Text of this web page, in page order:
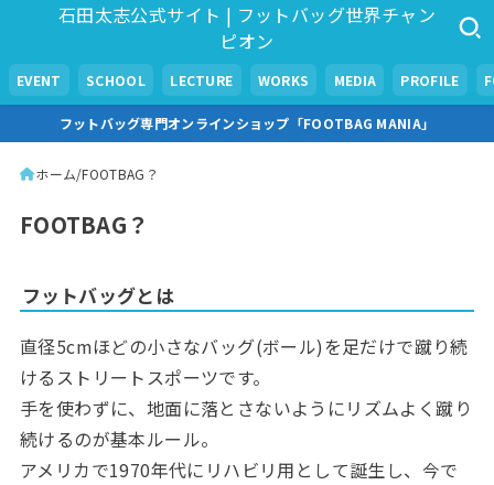
石田太志公式サイト | フットバッグ世界チャン
ピオン
EVENT SCHOOL LECTURE WORKS MEDIA PROFILE
フットバッグ専門オンラインショップ「FOOTBAG MANIA」
ホーム FOOTBAG？
FOOTBAG？
フットバッグとは
直径5cmほどの小さなバッグ(ボール)を足だけで蹴り続
けるストリートスポーツです。
手を使わずに、地面に落とさないようにリズムよく蹴り
続けるのが基本ルール。
アメリカで1970年代にリハビリ用として誕生し、今で